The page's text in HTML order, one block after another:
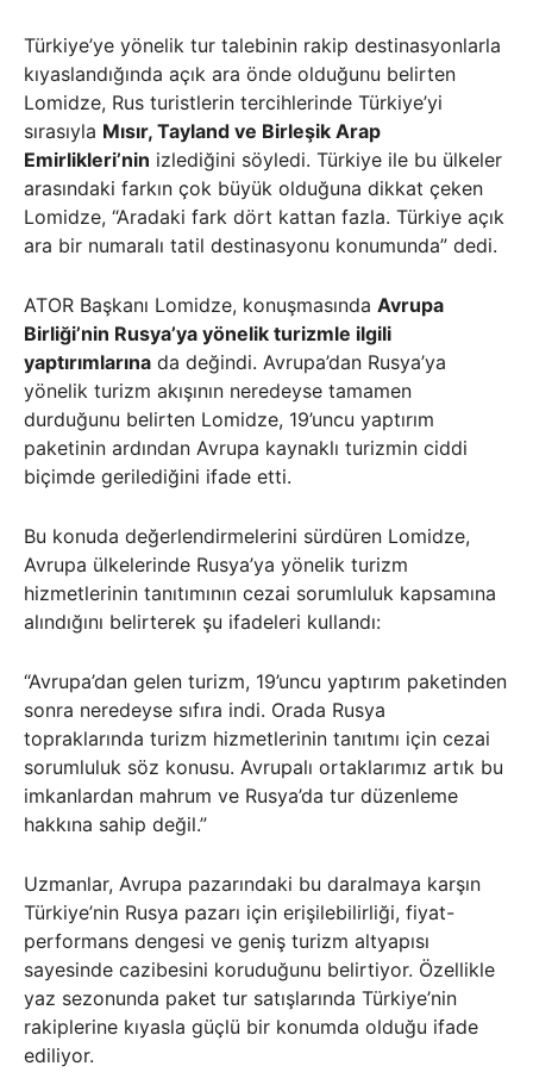
Türkiye’ye yönelik tur talebinin rakip destinasyonlarla
kıyaslandığında açık ara önde olduğunu belirten
Lomidze, Rus turistlerin tercihlerinde Türkiye’yi
sırasıyla Mısır, Tayland ve Birleşik Arap
Emirlikleri’nin izlediğini söyledi. Türkiye ile bu ülkeler
arasındaki farkın çok büyük olduğuna dikkat çeken
Lomidze, “Aradaki fark dört kattan fazla. Türkiye açık
ara bir numaralı tatil destinasyonu konumunda” dedi.
ATOR Başkanı Lomidze, konuşmasında Avrupa
Birliği’nin Rusya’ya yönelik turizmle ilgili
yaptırımlarına da değindi. Avrupa’dan Rusya’ya
yönelik turizm akışının neredeyse tamamen
durduğunu belirten Lomidze, 19’uncu yaptırım
paketinin ardından Avrupa kaynaklı turizmin ciddi
biçimde gerilediğini ifade etti.
Bu konuda değerlendirmelerini sürdüren Lomidze,
Avrupa ülkelerinde Rusya’ya yönelik turizm
hizmetlerinin tanıtımının cezai sorumluluk kapsamına
alındığını belirterek şu ifadeleri kullandı:
“Avrupa’dan gelen turizm, 19’uncu yaptırım paketinden
sonra neredeyse sıfıra indi. Orada Rusya
topraklarında turizm hizmetlerinin tanıtımı için cezai
sorumluluk söz konusu. Avrupalı ortaklarımız artık bu
imkanlardan mahrum ve Rusya’da tur düzenleme
hakkına sahip değil.”
Uzmanlar, Avrupa pazarındaki bu daralmaya karşın
Türkiye’nin Rusya pazarı için erişilebilirliği, fiyat-
performans dengesi ve geniş turizm altyapısı
sayesinde cazibesini koruduğunu belirtiyor. Özellikle
yaz sezonunda paket tur satışlarında Türkiye’nin
rakiplerine kıyasla güçlü bir konumda olduğu ifade
ediliyor.